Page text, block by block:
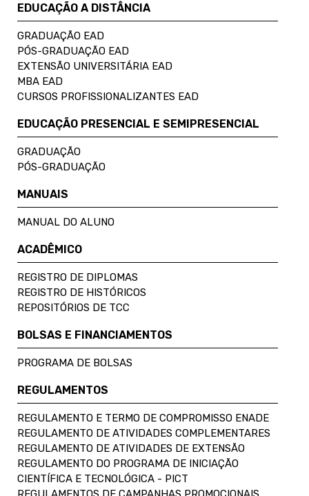
EDUCAÇÃO A DISTÂNCIA
GRADUAÇÃO EAD
PÓS-GRADUAÇÃO EAD
EXTENSÃO UNIVERSITÁRIA EAD
MBA EAD
CURSOS PROFISSIONALIZANTES EAD
EDUCAÇÃO PRESENCIAL E SEMIPRESENCIAL
GRADUAÇÃO
PÓS-GRADUAÇÃO
MANUAIS
MANUAL DO ALUNO
ACADÊMICO
REGISTRO DE DIPLOMAS
REGISTRO DE HISTÓRICOS
REPOSITÓRIOS DE TCC
BOLSAS E FINANCIAMENTOS
PROGRAMA DE BOLSAS
REGULAMENTOS
REGULAMENTO E TERMO DE COMPROMISSO ENADE
REGULAMENTO DE ATIVIDADES COMPLEMENTARES
REGULAMENTO DE ATIVIDADES DE EXTENSÃO
REGULAMENTO DO PROGRAMA DE INICIAÇÃO
CIENTÍFICA E TECNOLÓGICA - PICT